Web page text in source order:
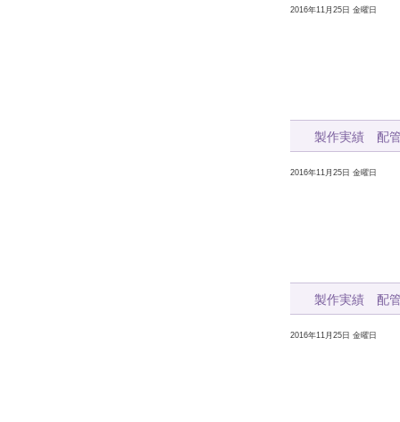
2016年11月25日 金曜日
製作実績 配管
2016年11月25日 金曜日
製作実績 配管
2016年11月25日 金曜日